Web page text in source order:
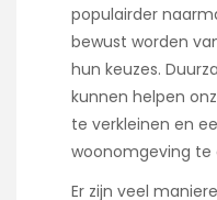
populairder
bewust worden
hun keuzes.
kunnen helpen
te verkleinen en
woonomgeving te
Er zijn veel